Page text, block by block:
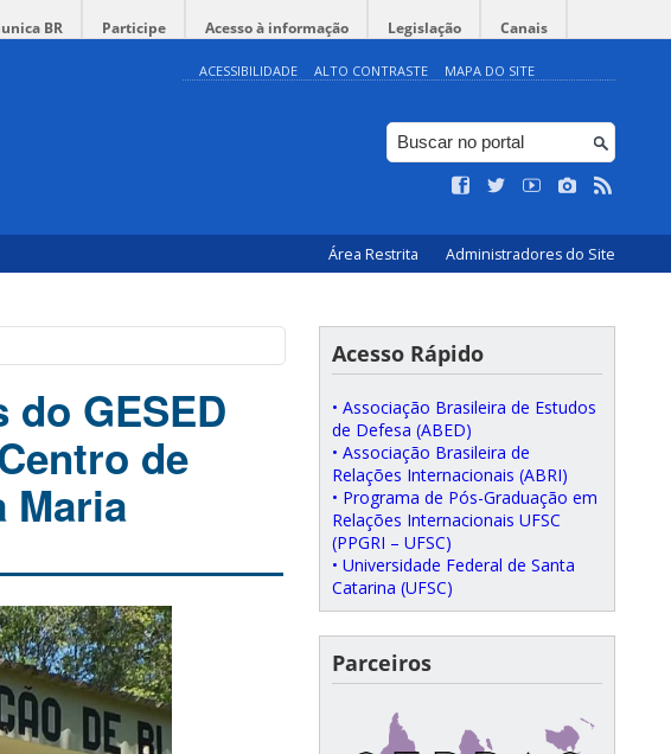
BR Participe Acesso à informação Legislação Canais
ACESSIBILIDADE ALTO CONTRASTE MAPA DO SITE
Área Restrita Administradores do Site
GESED
de
Maria
Acesso Rápido
• Associação Brasileira de Estudos
de Defesa (ABED)
• Associação Brasileira de
Relações Internacionais (ABRI)
• Programa de Pós-Graduação em
Relações Internacionais UFSC
(PPGRI – UFSC)
• Universidade Federal de Santa
Catarina (UFSC)
Parceiros